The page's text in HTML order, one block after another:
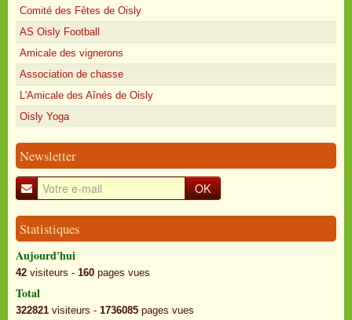
Comité des Fêtes de Oisly
AS Oisly Football
Amicale des vignerons
Association de chasse
L'Amicale des Aînés de Oisly
Oisly Yoga
Newsletter
OK
Statistiques
Aujourd'hui
42 visiteurs - 160 pages vues
Total
322821 visiteurs - 1736085 pages vues